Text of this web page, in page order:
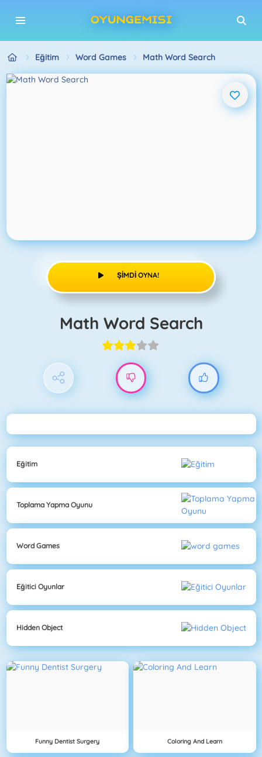
Eğitim Word Games Math Word Search
ŞIMDI OYNA!
Math Word Search
Eğitim
Toplama Yapma Oyunu
Word Games
Eğitici Oyunlar
Hidden Object
Funny Dentist Surgery Coloring And Learn